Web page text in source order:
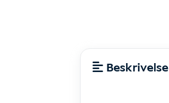
Beskrivelse